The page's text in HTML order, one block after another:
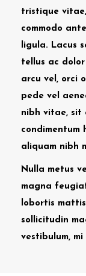
tristique
commodo
ligula. Lacus
tellus ac
arcu vel, orci
pede vel
nibh vitae, sit
condimentum
aliquam nibh
Nulla metus
magna
lobortis
sollicitudin
vestibulum,